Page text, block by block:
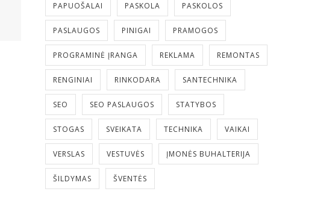
PAPUOŠALAI PASKOLA PASKOLOS
PASLAUGOS PINIGAI PRAMOGOS
PROGRAMINĖ ĮRANGA REKLAMA REMONTAS
RENGINIAI RINKODARA SANTECHNIKA
SEO SEO PASLAUGOS STATYBOS
STOGAS SVEIKATA TECHNIKA VAIKAI
VERSLAS VESTUVĖS ĮMONĖS BUHALTERIJA
ŠILDYMAS ŠVENTĖS